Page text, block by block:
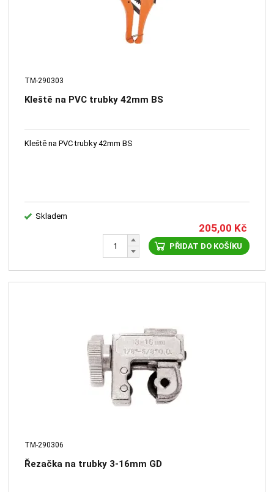
TM-290303
Kleště na PVC trubky 42mm BS
Kleště na PVC trubky 42mm BS
Skladem
205,00 Kč
PŘIDAT DO KOŠÍKU
TM-290306
Řezačka na trubky 3-16mm GD